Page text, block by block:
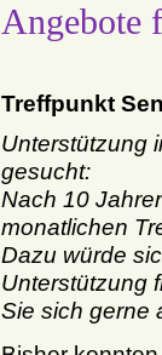
Angebote
Treffpunkt
Unterstützung
gesucht:
Nach 10
monatlichen
Dazu würde
Unterstützung
Sie sich gerne